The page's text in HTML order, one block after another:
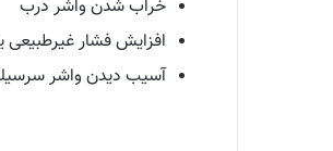
خراب شدن واشر درب
افزایش فشار
آسیب دیدن واشر